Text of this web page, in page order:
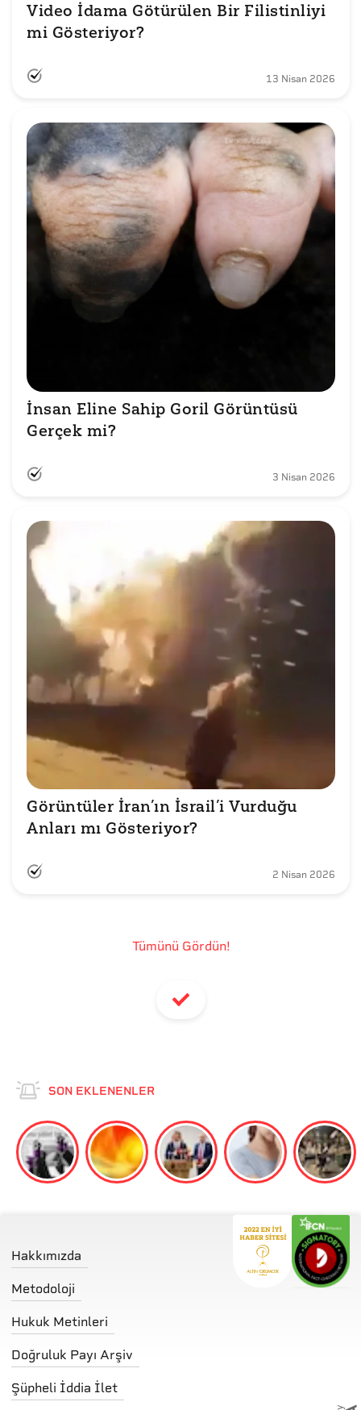
Video İdama Götürülen Bir Filistinliyi
mi Gösteriyor?
13 Nisan 2026
İnsan Eline Sahip Goril Görüntüsü
Gerçek mi?
3 Nisan 2026
Görüntüler İran’ın İsrail’i Vurduğu
Anları mı Gösteriyor?
2 Nisan 2026
Tümünü Gördün!
SON EKLENENLER
Hakkımızda
Metodoloji
Hukuk Metinleri
Doğruluk Payı Arşiv
Şüpheli İddia İlet